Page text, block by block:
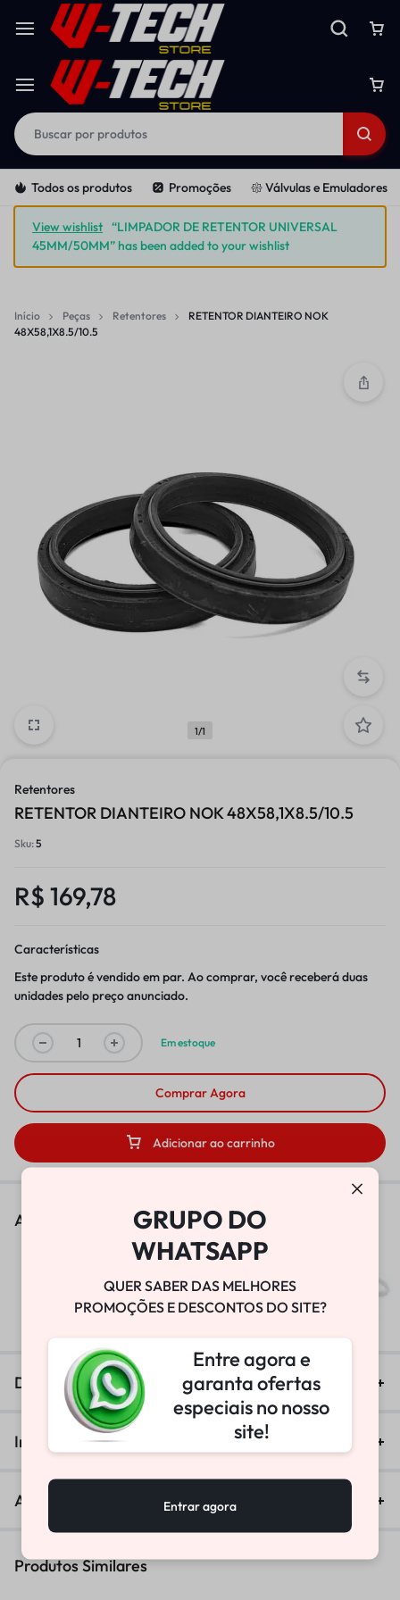
Todos os produtos Promoções 𑁍 Válvulas e Emuladores
View wishlist “LIMPADOR DE RETENTOR UNIVERSAL
45MM/50MM” has been added to your wishlist
Início Peças Retentores
RETENTOR DIANTEIRO NOK
48X58,1X8.5/10.5
1/1
Retentores
RETENTOR DIANTEIRO NOK 48X58,1X8.5/10.5
Sku:5
R$ 169,78
Características
Este produto é vendido em par. Ao comprar, você receberá duas
unidades pelo preço anunciado.
Em estoque
Adicionar ao carrinho
Comprar Agora
As pessoas também viram
R$25.800,00
Descrição
Informação adicional
Avaliações (0)
Produtos Similares
GRUPO DO
WHATSAPP
QUER SABER DAS MELHORES
PROMOÇÕES E DESCONTOS DO SITE?
Entre agora e
garanta ofertas
especiais no nosso
site!
Entrar agora